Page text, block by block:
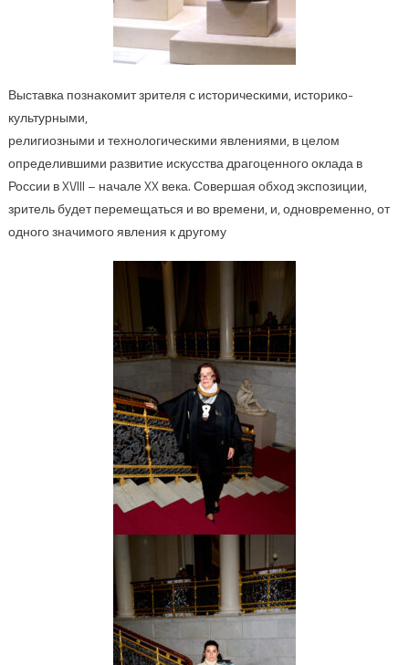
Выставка познакомит зрителя с историческими, историко-
культурными,
религиозными и технологическими явлениями, в целом
определившими развитие искусства драгоценного оклада в
России в XVIII – начале XX века. Совершая обход экспозиции,
зритель будет перемещаться и во времени, и, одновременно, от
одного значимого явления к другому